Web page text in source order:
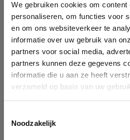
We gebruiken cookies om content
personaliseren, om functies voor
en om ons websiteverkeer te
informatie over uw gebruik van
partners voor social media,
partners kunnen deze gegevens
informatie die u aan ze heeft
verzameld op basis van uw
Noodzakelijk
Company
Identification
Please fill in your
You can search a company in our
enterprise ID. When a company is
form. If you don't find your company in
service.
See details
Ok